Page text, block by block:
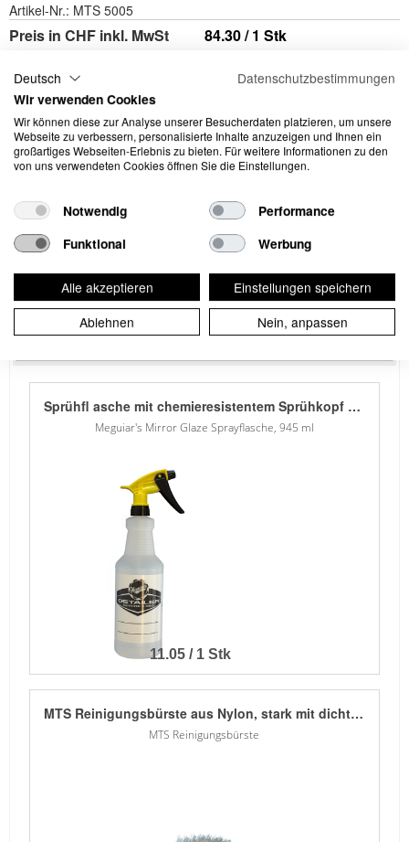
Artikel-Nr.: MTS 5005
Preis in CHF inkl. MwSt 84.30 / 1 Stk
- +
Sicherheitsinformationen
Enthält (Name des sensibilisierenden Stoffes). Kann
allergische Reaktionen hervorrufen.
Accessoir
Alternative
Sprühfl asche mit chemieresistentem Sprühkopf und langer Lebensdauer. Optimale Zerstäubung selbst bei starken Reinigungsprodukten. Feine und regelmässige Zerstäubung bei gleichzeitig grossem Hub.
Meguiar's Mirror Glaze Sprayflasche, 945 ml
11.05 / 1 Stk
MTS Reinigungsbürste aus Nylon, stark mit dichter Borstenstruktur. Ideal für die Reinigung von gerippten Oberfl ächen wie Vinyl, Cabrioverdecken, Booten oder Reifen. Ergonomischer, leicht abgewinkelter Griff .
MTS Reinigungsbürste
Deutsch
Datenschutzbestimmungen
Wir verwenden Cookies
Wir können diese zur Analyse unserer Besucherdaten platzieren, um unsere
Webseite zu verbessern, personalisierte Inhalte anzuzeigen und Ihnen ein
großartiges Webseiten-Erlebnis zu bieten. Für weitere Informationen zu den
von uns verwendeten Cookies öffnen Sie die Einstellungen.
Notwendig
Performance
Funktional
Werbung
Alle akzeptieren
Einstellungen speichern
Ablehnen
Nein, anpassen